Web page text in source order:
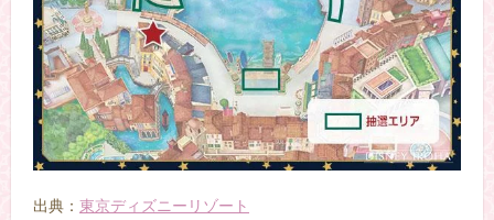
出典： 東京ディズニーリゾート